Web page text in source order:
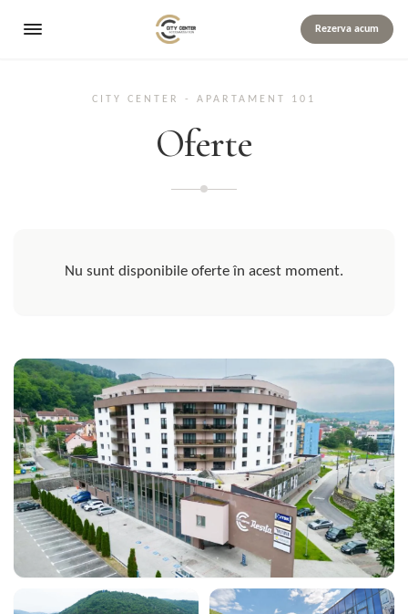
Rezerva acum
CITY CENTER - APARTAMENT 101
Oferte
Nu sunt disponibile oferte în acest moment.